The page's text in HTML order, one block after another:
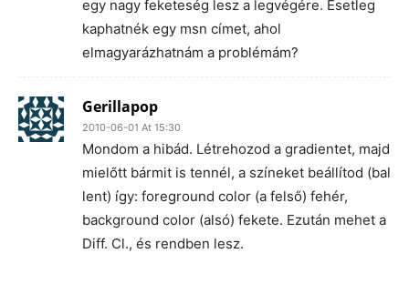
egy nagy feketeség lesz a legvégére. Esetleg
kaphatnék egy msn címet, ahol
elmagyarázhatnám a problémám?
Gerillapop
2010-06-01 At 15:30
Mondom a hibád. Létrehozod a gradientet, majd
mielőtt bármit is tennél, a színeket beállítod (bal
lent) így: foreground color (a felső) fehér,
background color (alsó) fekete. Ezután mehet a
Diff. Cl., és rendben lesz.